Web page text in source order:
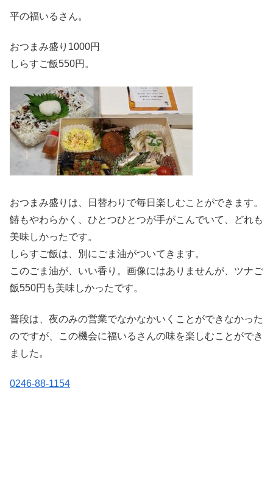
平の福いるさん。
おつまみ盛り1000円
しらすご飯550円。
おつまみ盛りは、日替わりで毎日楽しむことができます。
鰆もやわらかく、ひとつひとつが手がこんでいて、どれも
美味しかったです。
しらすご飯は、別にごま油がついてきます。
このごま油が、いい香り。画像にはありませんが、ツナご
飯550円も美味しかったです。
普段は、夜のみの営業でなかなかいくことができなかった
のですが、この機会に福いるさんの味を楽しむことができ
ました。
0246-88-1154